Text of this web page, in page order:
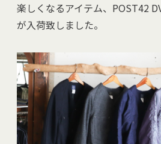
楽しくなるアイテム、POST42
が入荷致しました。